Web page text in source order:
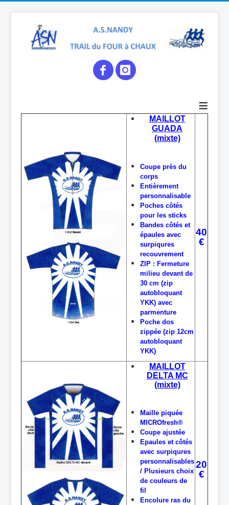
≡
MAILLOT
GUADA
(mixte)
Coupe près du
corps
Entièrement
personnalisable
Poches côtés
pour les sticks
Bandes côtés et
épaules avec
surpiqures
recouvrement
ZIP : Fermeture
milieu devant de
30 cm (zip
autobloquant
YKK) avec
parmenture
Poche dos
zippée (zip 12cm
autobloquant
YKK)
40
€
MAILLOT
DELTA MC
(mixte)
Maille piquée
MICROfresh®
Coupe ajustée
Epaules et côtés
avec surpiqures
personnalisables
/ Plusieurs choix
de couleurs de
fil
Encolure ras du
20
€